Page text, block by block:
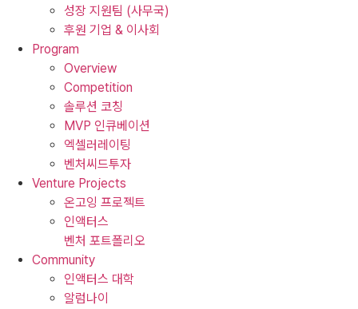
성장 지원팀 (사무국)
후원 기업 & 이사회
Program
Overview
Competition
솔루션 코칭
MVP 인큐베이션
엑셀러레이팅
벤처씨드투자
Venture Projects
온고잉 프로젝트
인액터스
벤처 포트폴리오
Community
인액터스 대학
알럼나이